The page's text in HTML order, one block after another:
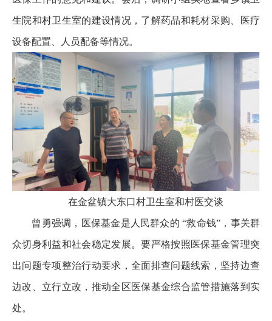
生院和村卫生室的建设情况，了解药品和耗材采购、医疗
设备配置、人员配备等情况。
在金盆镇大东口村卫生室和村医交谈
曾勇强调，医保基金是人民群众的 “救命钱”，事关群
众切身利益和社会稳定发展。要严格按照医保基金管理突
出问题专项整治行动要求，全面排查问题线索，坚持边查
边改、立行立改，推动全区医保基金综合监管措施落到实
处。